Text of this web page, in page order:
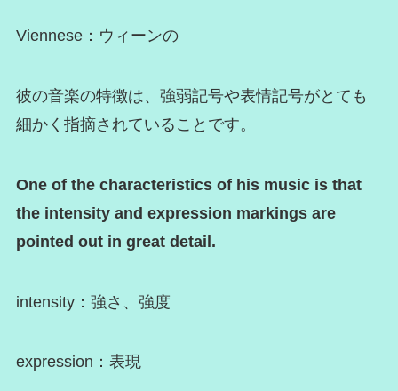
Viennese：ウィーンの
彼の音楽の特徴は、強弱記号や表情記号がとても
細かく指摘されていることです。
One of the characteristics of his music is that
the intensity and expression markings are
pointed out in great detail.
intensity：強さ、強度
expression：表現